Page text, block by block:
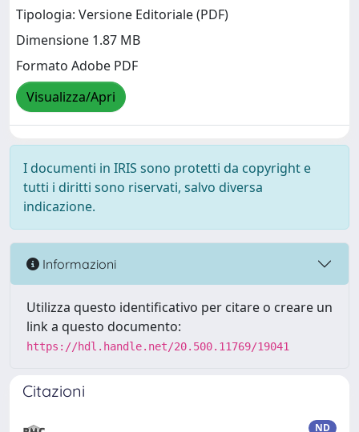
Tipologia: Versione Editoriale (PDF)
Dimensione 1.87 MB
Formato Adobe PDF
Visualizza/Apri
I documenti in IRIS sono protetti da copyright e
tutti i diritti sono riservati, salvo diversa
indicazione.
Informazioni
Utilizza questo identificativo per citare o creare un
link a questo documento:
https://hdl.handle.net/20.500.11769/19041
Citazioni
ND